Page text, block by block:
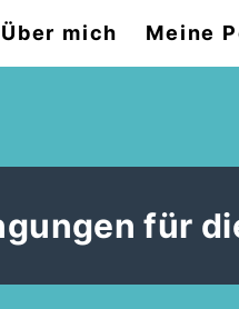
Über mich Meine
für